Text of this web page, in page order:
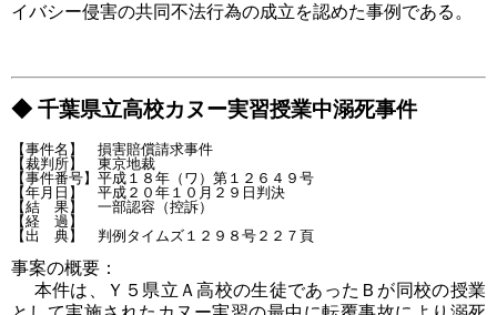
イバシー侵害の共同不法行為の成立を認めた事例である。
◆ 千葉県立高校カヌー実習授業中溺死事件
【事件名】　損害賠償請求事件
【裁判所】　東京地裁
【事件番号】平成１８年（ワ）第１２６４９号
【年月日】　平成２０年１０月２９日判決
【結　果】　一部認容（控訴）
【経　過】
事案の概要：
本件は、Ｙ５県立Ａ高校の生徒であったＢが同校の授業